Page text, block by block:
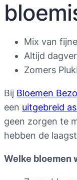
Mix van
Altijd
Zomers
Bij Bloemen
een uitgebreid
geen zorgen te
hebben de
Welke bloemen